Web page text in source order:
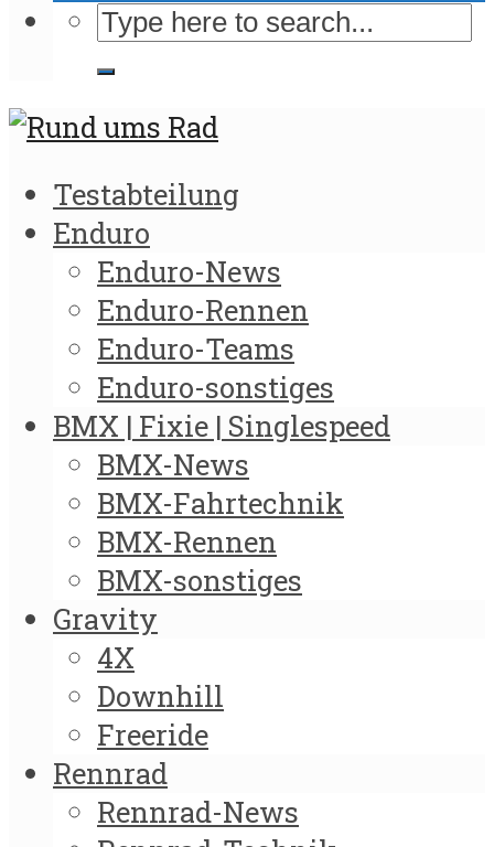
Testabteilung
Enduro
Enduro-News
Enduro-Rennen
Enduro-Teams
Enduro-sonstiges
BMX | Fixie | Singlespeed
BMX-News
BMX-Fahrtechnik
BMX-Rennen
BMX-sonstiges
Gravity
4X
Downhill
Freeride
Rennrad
Rennrad-News